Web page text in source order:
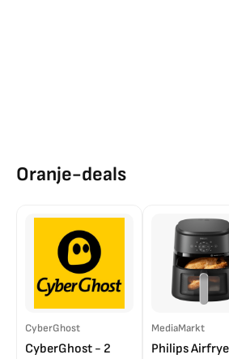
Oranje-deals
CyberGhost
CyberGhost - 2
MediaMarkt
Philips